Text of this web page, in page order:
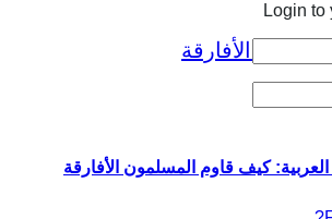
العربية: كيف قاوم المسلمون الأفارقة
Login to